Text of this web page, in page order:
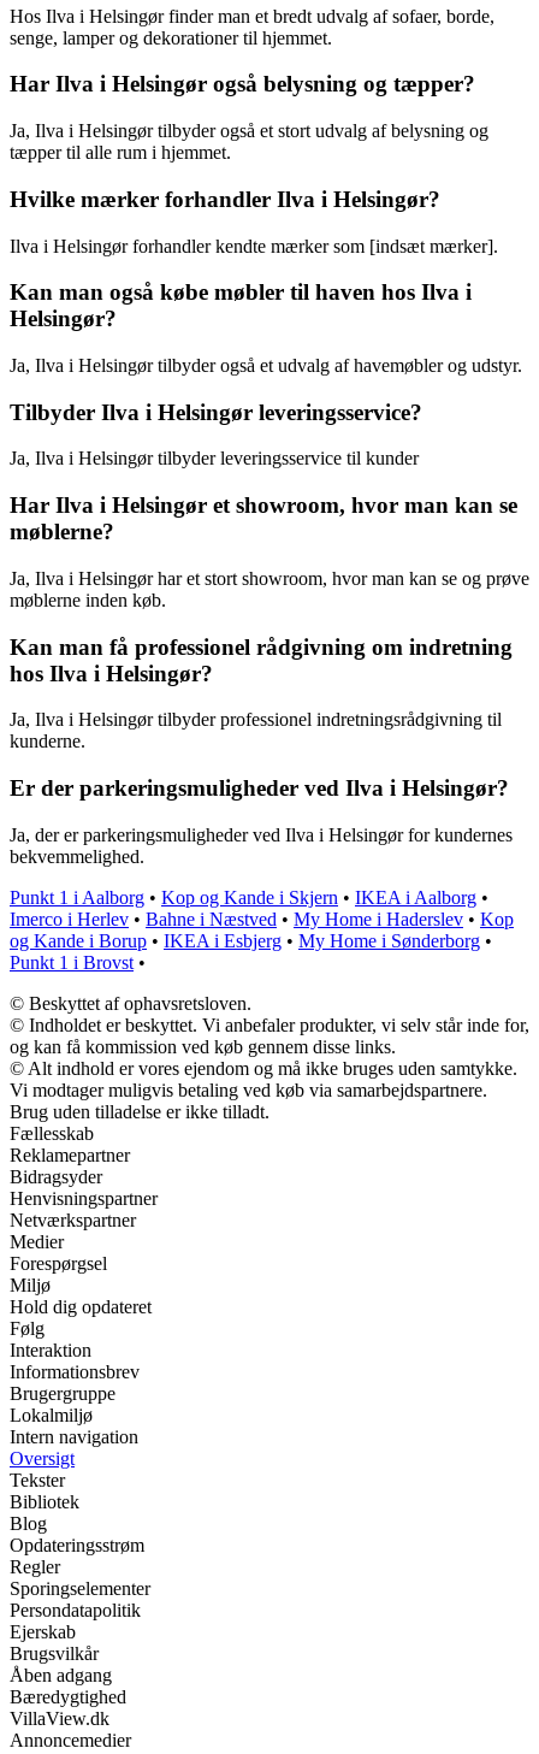
Hos Ilva i Helsingør finder man et bredt udvalg af sofaer, borde,
senge, lamper og dekorationer til hjemmet.
Har Ilva i Helsingør også belysning og tæpper?
Ja, Ilva i Helsingør tilbyder også et stort udvalg af belysning og
tæpper til alle rum i hjemmet.
Hvilke mærker forhandler Ilva i Helsingør?
Ilva i Helsingør forhandler kendte mærker som [indsæt mærker].
Kan man også købe møbler til haven hos Ilva i
Helsingør?
Ja, Ilva i Helsingør tilbyder også et udvalg af havemøbler og udstyr.
Tilbyder Ilva i Helsingør leveringsservice?
Ja, Ilva i Helsingør tilbyder leveringsservice til kunder
Har Ilva i Helsingør et showroom, hvor man kan se
møblerne?
Ja, Ilva i Helsingør har et stort showroom, hvor man kan se og prøve
møblerne inden køb.
Kan man få professionel rådgivning om indretning
hos Ilva i Helsingør?
Ja, Ilva i Helsingør tilbyder professionel indretningsrådgivning til
kunderne.
Er der parkeringsmuligheder ved Ilva i Helsingør?
Ja, der er parkeringsmuligheder ved Ilva i Helsingør for kundernes
bekvemmelighed.
Punkt 1 i Aalborg • Kop og Kande i Skjern • IKEA i Aalborg •
Imerco i Herlev • Bahne i Næstved • My Home i Haderslev • Kop
og Kande i Borup • IKEA i Esbjerg • My Home i Sønderborg •
Punkt 1 i Brovst •
© Beskyttet af ophavsretsloven.
© Indholdet er beskyttet. Vi anbefaler produkter, vi selv står inde for,
og kan få kommission ved køb gennem disse links.
© Alt indhold er vores ejendom og må ikke bruges uden samtykke.
Vi modtager muligvis betaling ved køb via samarbejdspartnere.
Brug uden tilladelse er ikke tilladt.
Fællesskab
Reklamepartner
Bidragsyder
Henvisningspartner
Netværkspartner
Medier
Forespørgsel
Miljø
Hold dig opdateret
Følg
Interaktion
Informationsbrev
Brugergruppe
Lokalmiljø
Intern navigation
Oversigt
Tekster
Bibliotek
Blog
Opdateringsstrøm
Regler
Sporingselementer
Persondatapolitik
Ejerskab
Brugsvilkår
Åben adgang
Bæredygtighed
VillaView.dk
Annoncemedier